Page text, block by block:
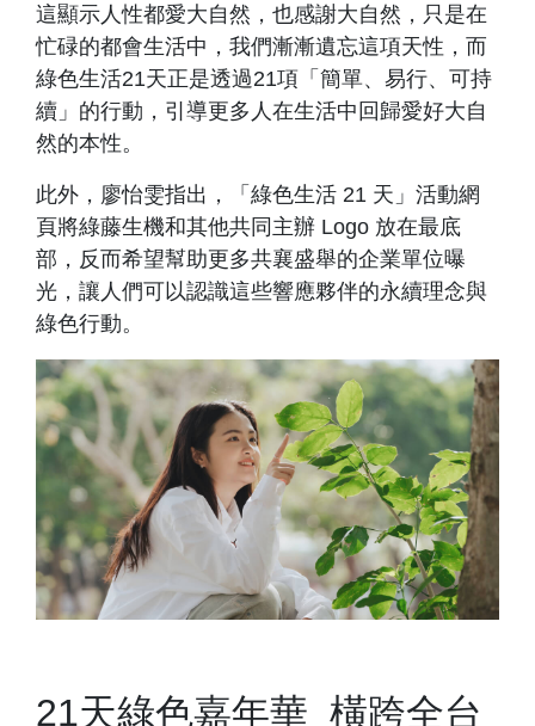
這顯示人性都愛大自然，也感謝大自然，只是在
忙碌的都會生活中，我們漸漸遺忘這項天性，而
綠色生活21天正是透過21項「簡單、易行、可持
續」的行動，引導更多人在生活中回歸愛好大自
然的本性。
此外，廖怡雯指出，「綠色生活 21 天」活動網
頁將綠藤生機和其他共同主辦 Logo 放在最底
部，反而希望幫助更多共襄盛舉的企業單位曝
光，讓人們可以認識這些響應夥伴的永續理念與
綠色行動。
21天綠色嘉年華 橫跨全台